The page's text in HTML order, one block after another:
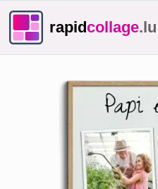
rapidcollage.lu